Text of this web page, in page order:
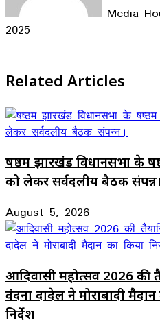
Media
2025
Related Articles
षष्ठम झारखंड विधानसभा के
को लेकर सर्वदलीय बैठक संपन्न।
August 5, 2026
आदिवासी महोत्सव 2026 की
वंदना दादेल ने मोराबादी
निर्देश